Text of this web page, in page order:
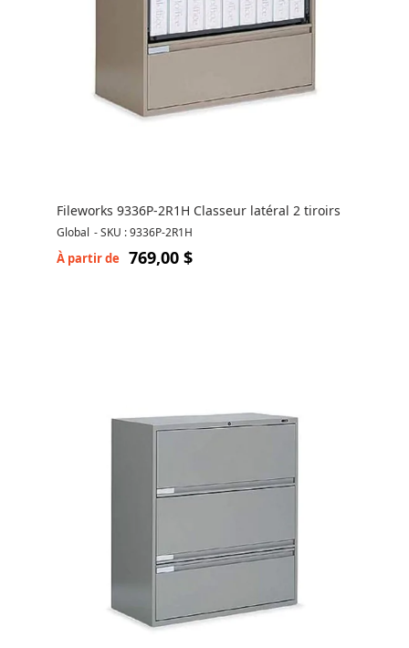
Fileworks 9336P-2R1H Classeur latéral 2 tiroirs
Global -SKU : 9336P-2R1H
À partir de 769,00 $